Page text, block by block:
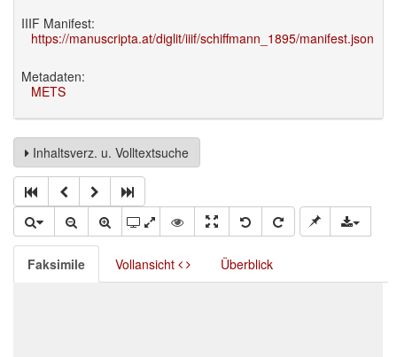
IIIF Manifest:
https://manuscripta.at/diglit/iiif/schiffmann_1895/manifest.json
Metadaten:
METS
Inhaltsverz. u. Volltextsuche
Faksimile Vollansicht Überblick